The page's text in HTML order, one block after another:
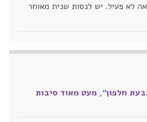
לא פעיל. יש לנסות שנית מאוחר
ל"גבעת חלפון", מעט מאוד סיבות